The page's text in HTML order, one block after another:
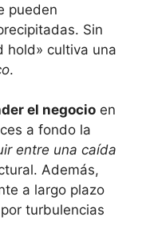
pueden
Sin
hold» cultiva una
.
el negocio en‍
a fondo la
entre una caída
Además,
a largo plazo
​turbulencias